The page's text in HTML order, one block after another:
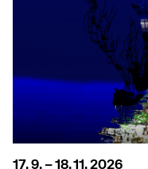
17. 9. – 18. 11. 2026